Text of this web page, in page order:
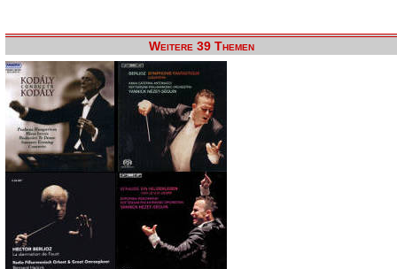
Weitere 39 Themen